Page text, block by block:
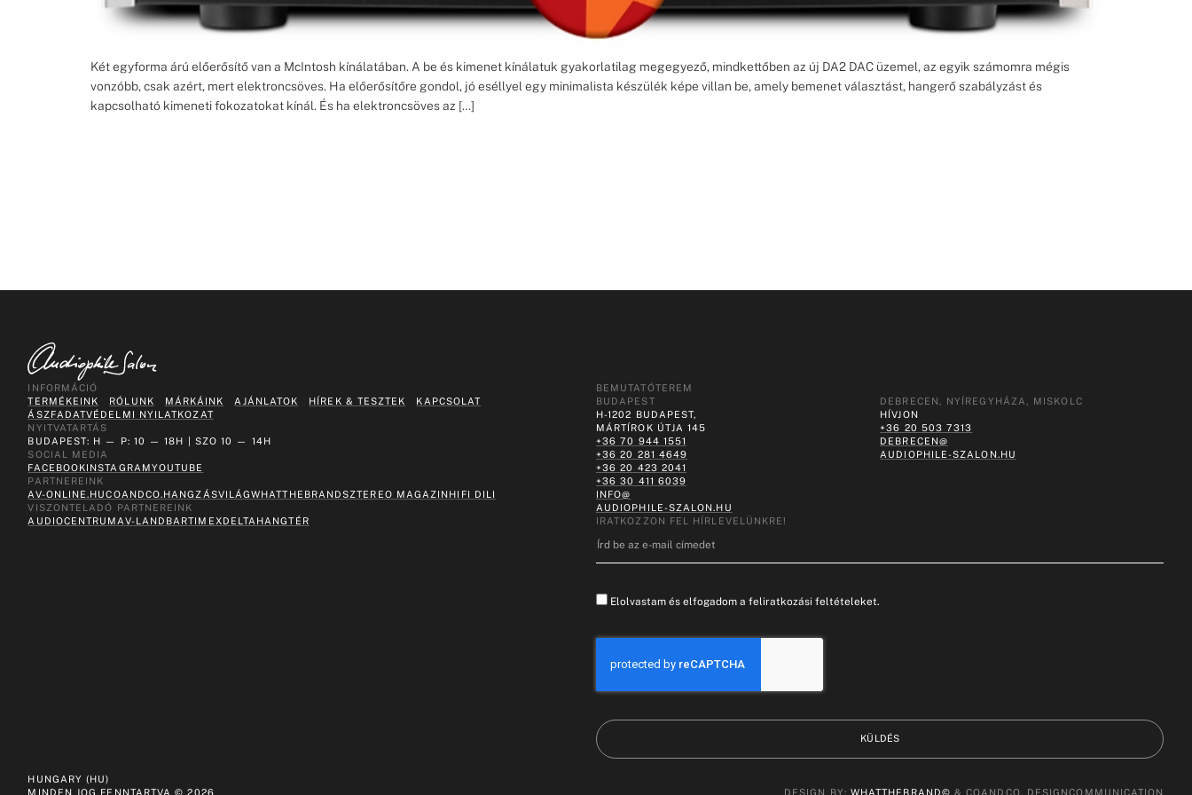
Két egyforma árú előerősítő van a McIntosh kínálatában. A be és kimenet kínálatuk gyakorlatilag megegyező, mindkettőben az új DA2 DAC üzemel, az egyik számomra mégis
vonzóbb, csak azért, mert elektroncsöves. Ha előerősítőre gondol, jó eséllyel egy minimalista készülék képe villan be, amely bemenet választást, hangerő szabályzást és
kapcsolható kimeneti fokozatokat kínál. És ha elektroncsöves az […]
INFORMÁCIÓ
TERMÉKEINK
RÓLUNK MÁRKÁINK AJÁNLATOK HÍREK & TESZTEK
KAPCSOLAT
ÁSZFADATVÉDELMI NYILATKOZAT
NYITVATARTÁS
BUDAPEST: H — P: 10 — 18H | SZO 10 — 14H
SOCIAL MEDIA
FACEBOOKINSTAGRAMYOUTUBE
PARTNEREINK
AV-ONLINE.HUCOANDCO.HANGZÁSVILÁGWHATTHEBRANDSZTEREO MAGAZINHIFI DILI
VISZONTELADÓ PARTNEREINK
AUDIOCENTRUM AV-LAND BARTIMEXDELTA HANGTÉR
BEMUTATÓTEREM
BUDAPEST
H-1202 BUDAPEST,
MÁRTÍROK ÚTJA 145
+36 70 944 1551
+36 20 281 4649
+36 20 423 2041
+36 30 411 6039
INFO@
AUDIOPHILE-SZALON.HU
DEBRECEN, NYÍREGYHÁZA, MISKOLC
HÍVJON
+36 20 503 7313
DEBRECEN@
AUDIOPHILE-SZALON.HU
IRATKOZZON FEL HÍRLEVELÜNKRE!
Elolvastam és elfogadom a feliratkozási feltételeket.
KÜLDÉS
HUNGARY (HU)
MINDEN JOG FENNTARTVA ©2026 DESIGN BY: WHATTHEBRAND© & COANDCO. DESIGNCOMMUNICATION